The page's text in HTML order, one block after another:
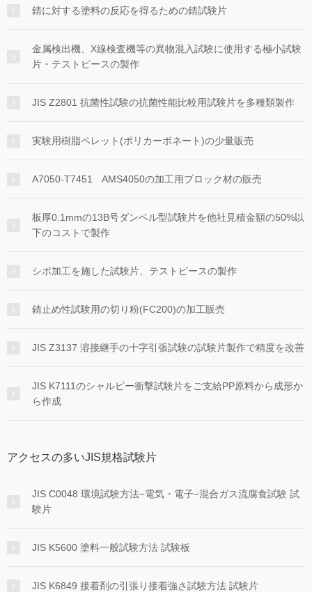
錆に対する塗料の反応を得るための錆試験片
金属検出機、X線検査機等の異物混入試験に使用する極小試験
片・テストピースの製作
JIS Z2801 抗菌性試験の抗菌性能比較用試験片を多種類製作
実験用樹脂ペレット(ポリカーボネート)の少量販売
A7050-T7451 AMS4050の加工用ブロック材の販売
板厚0.1mmの13B号ダンベル型試験片を他社見積金額の50%以
下のコストで製作
シボ加工を施した試験片、テストピースの製作
錆止め性試験用の切り粉(FC200)の加工販売
JIS Z3137 溶接継手の十字引張試験の試験片製作で精度を改善
JIS K7111のシャルピー衝撃試験片をご支給PP原料から成形か
ら作成
アクセスの多いJIS規格試験片
JIS C0048 環境試験方法−電気・電子−混合ガス流腐食試験 試
験片
JIS K5600 塗料一般試験方法 試験板
JIS K6849 接着剤の引張り接着強さ試験方法 試験片